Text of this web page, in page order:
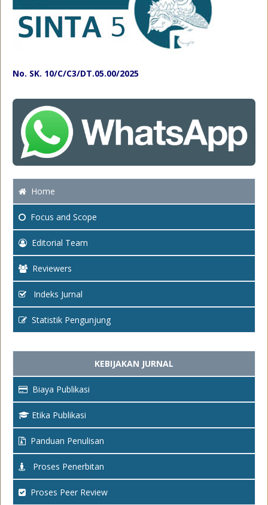
No. SK. 10/C/C3/DT.05.00/2025
Home
Focus and Scope
Editorial Team
Reviewers
Indeks Jurnal
Statistik Pengunjung
KEBIJAKAN JURNAL
Biaya Publikasi
Etika Publikasi
Panduan Penulisan
Proses Penerbitan
Proses Peer Review